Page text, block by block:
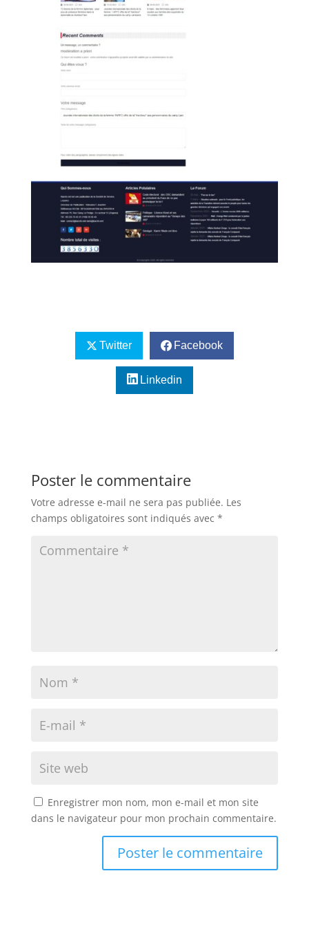
Twitter Facebook
Linkedin
Poster le commentaire
Votre adresse e-mail ne sera pas publiée. Les
champs obligatoires sont indiqués avec *
Enregistrer mon nom, mon e-mail et mon site
dans le navigateur pour mon prochain commentaire.